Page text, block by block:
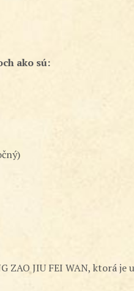
ako sú:
JIU FEI WAN, ktorá je